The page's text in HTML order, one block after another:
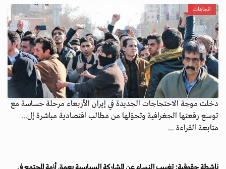
اتجاهات
دخلت موجة الاحتجاجات الجديدة في إيران الأربعاء مرحلة حساسة مع
توسع رقعتها الجغرافية وتحوّلها من مطالب اقتصادية مباشرة إل...
متابعة القراءة ...